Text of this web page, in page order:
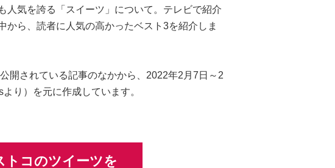
人気を誇る「スイーツ」について。テレビで紹介
から、読者に人気の高かったベスト3を紹介しま
開されている記事のなかから、2022年2月7日～2
り）を元に作成しています。
トコのツイーツを